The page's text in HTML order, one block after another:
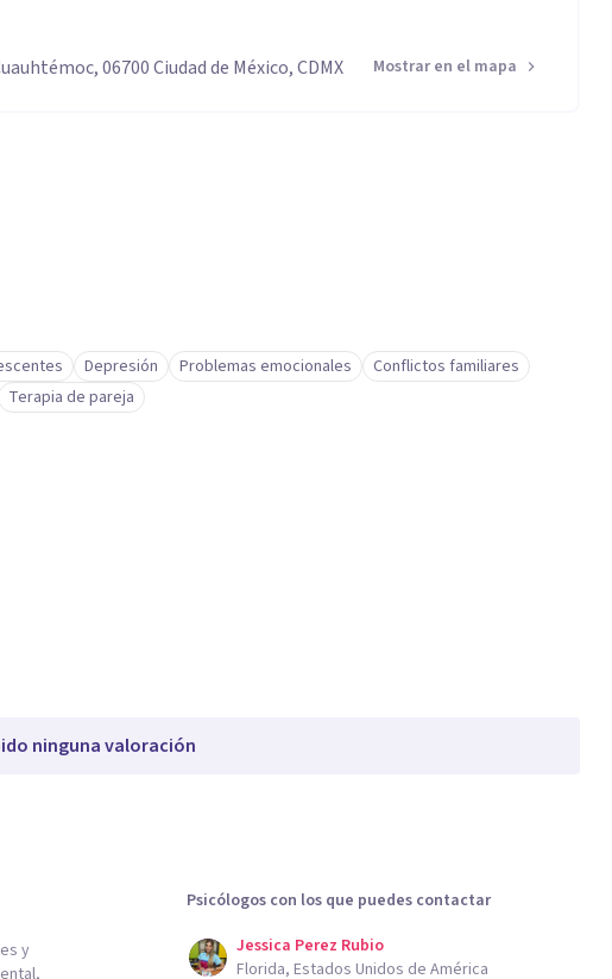
06700 Ciudad de México, CDMX
Mostrar en el mapa
Depresión Problemas emocionales
Conflictos familiares
Terapia de pareja
ninguna valoración
y
Psicólogos con los que puedes contactar
Jessica Perez Rubio
Florida, Estados Unidos de América